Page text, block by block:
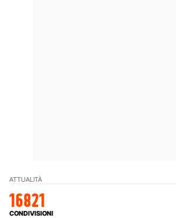
ATTUALITÀ
16821
CONDIVISIONI